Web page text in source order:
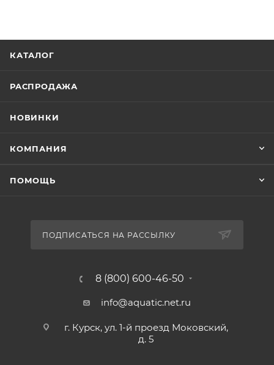
КАТАЛОГ
РАСПРОДАЖА
НОВИНКИ
КОМПАНИЯ
ПОМОЩЬ
ПОДПИСАТЬСЯ НА РАССЫЛКУ
8 (800) 600-46-50
info@aquatic.net.ru
г. Курск, ул. 1-й проезд Моковский,
д. 5